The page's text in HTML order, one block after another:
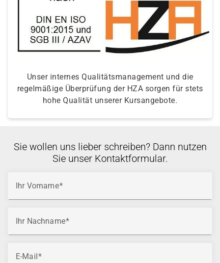
Unser internes Qualitätsmanagement und die
regelmäßige Überprüfung der HZA sorgen für stets
hohe Qualität unserer Kursangebote.
Sie wollen uns lieber schreiben? Dann nutzen
Sie unser Kontaktformular.
Ihr Vorname
Ihr Nachname
E-Mail